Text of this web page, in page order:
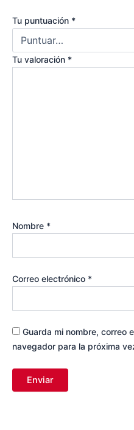
Tu puntuación *
Tu valoración *
Nombre *
Correo electrónico *
Guarda mi nombre, correo
navegador para la próxima